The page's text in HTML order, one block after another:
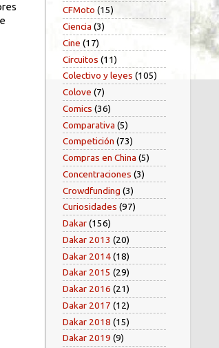
CFMoto (15)
Ciencia (3)
Cine (17)
Circuitos (11)
Colectivo y leyes (105)
Colove (7)
Comics (36)
Comparativa (5)
Competición (73)
Compras en China (5)
Concentraciones (3)
Crowdfunding (3)
Curiosidades (97)
Dakar(156)
Dakar 2013 (20)
Dakar 2014(18)
Dakar 2015 (29)
Dakar 2016 (21)
Dakar 2017 (12)
Dakar 2018 (15)
Dakar 2019 (9)